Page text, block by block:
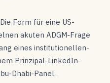
Form für eine US-
akuten ADGM-Frage
eines institutionellen-
Prinzipal-LinkedIn-
Dhabi-Panel.